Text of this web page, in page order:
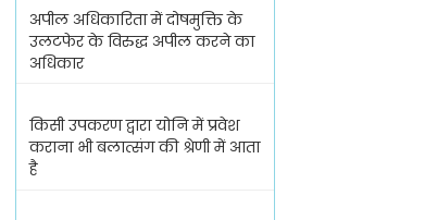
अपील अधिकारिता में दोषमुक्ति के
उलटफेर के विरुद्ध अपील करने का
अधिकार
किसी उपकरण द्वारा योनि में प्रवेश
कराना भी बलात्संग की श्रेणी में आता
है